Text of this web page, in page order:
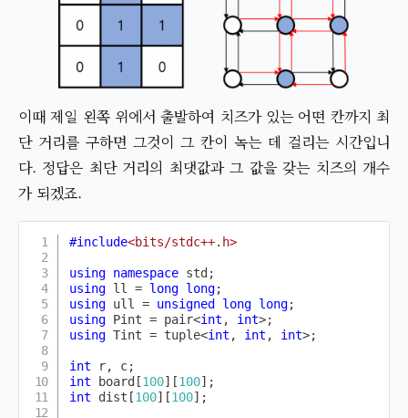
이때 제일 왼쪽 위에서 출발하여 치즈가 있는 어떤 칸까지 최
단 거리를 구하면 그것이 그 칸이 녹는 데 걸리는 시간입니
다. 정답은 최단 거리의 최댓값과 그 값을 갖는 치즈의 개수
가 되겠죠.
#include<bits/stdc++.h>
using namespace std ;
using ll = long long;
using ull = unsigned long long;
using Pint = pair<int , int>;
using Tint = tuple<int , int , int>;
int r, c;
int board [100] [100] ;
int dist [100] [100] ;